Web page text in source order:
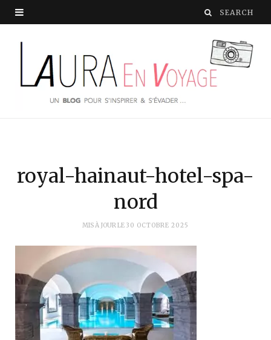
royal-hainaut-hotel-spa-
nord
MIS À JOUR LE 30 OCTOBRE 2025